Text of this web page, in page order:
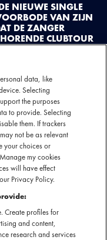
NIEUWE SINGLE
VAN ZIJN
DE ZANGER
CLUBTOUR
liet eerder al twee
singles ‘Dreamers
’ werden door fans en volgers
gezet.
18 oktober verschijnt en is
synths, lyrics vol levenslust,
‘ Shades’ samen met
De mixage was in
let’s do it all again
data, like
Selecting
the purposes
to provide. Selecting
them. If trackers
not be as relevant
your choices or
my cookies
will have effect
Privacy Policy.
Create profiles for
and content,
research and services